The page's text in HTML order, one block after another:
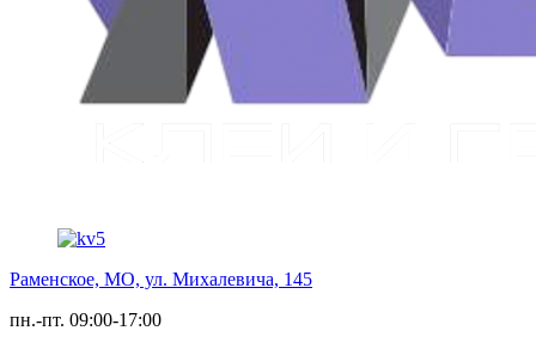
Раменское, МО, ул. Михалевича, 145
пн.-пт. 09:00-17:00